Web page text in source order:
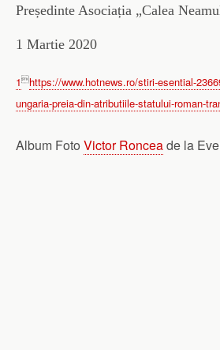
Președinte Asociația „Calea
1 Martie 2020
1https://www.hotnews.ro/stiri-esential-
ungaria-preia-din-atributiile-statului-roman-
Album Foto Victor Ronceade la